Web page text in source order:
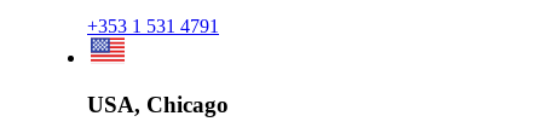
+353 1 531 4791
USA, Chicago